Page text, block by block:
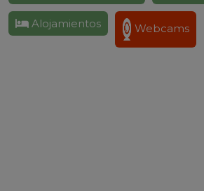
Alojamientos Webcams